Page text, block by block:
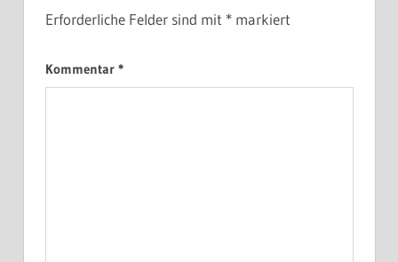
Erforderliche Felder sind mit *markiert
Kommentar *